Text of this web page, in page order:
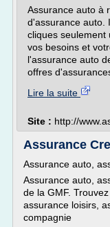
Assurance auto à
d'assurance auto.
cliques seulement
vos besoins et
l'assurance auto
offres
Lire la suite
Site : http://
Assurance
Assurance auto,
Assurance auto,
de la GMF.
assurance loisirs,
compagnie